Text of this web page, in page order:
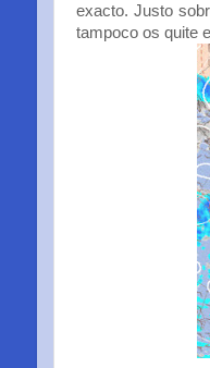
exacto. Justo
tampoco os quite